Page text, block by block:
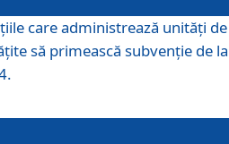
care administrează unităţi de
să primească subvenţie de la